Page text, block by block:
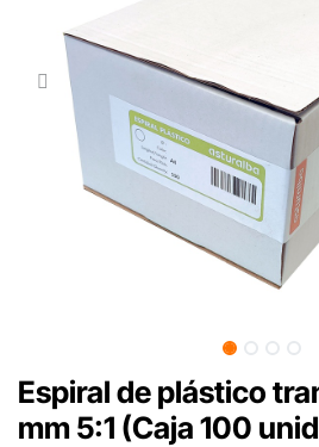
Espiral de plástico
mm 5:1 (Caja 100